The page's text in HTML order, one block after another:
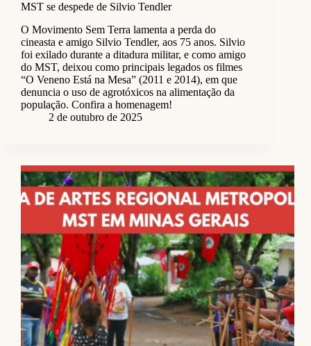
MST se despede de Silvio Tendler
O Movimento Sem Terra lamenta a perda do
cineasta e amigo Silvio Tendler, aos 75 anos. Silvio
foi exilado durante a ditadura militar, e como amigo
do MST, deixou como principais legados os filmes
“O Veneno Está na Mesa” (2011 e 2014), em que
denuncia o uso de agrotóxicos na alimentação da
população. Confira a homenagem!
2 de outubro de 2025